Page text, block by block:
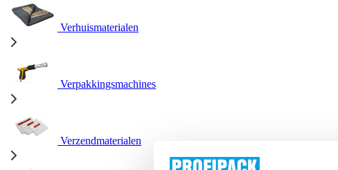
Verhuismaterialen
Verpakkingsmachines
Verzendmaterialen